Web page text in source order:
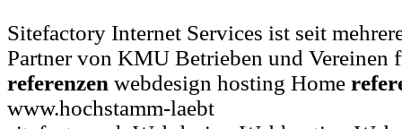
Sitefactory Internet Services ist seit
Partner von KMU Betrieben und Vereinen
referenzen webdesign hosting Home
www.hochstamm-laebt